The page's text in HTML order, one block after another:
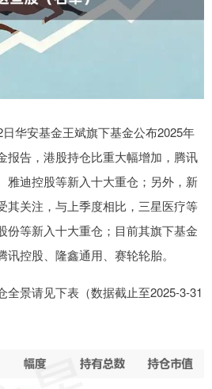
华安基金王斌旗下基金公布2025年
报告，港股持仓比重大幅增加，腾讯
雅迪控股等新入十大重仓；另外，新
其关注，与上季度相比，三星医疗等
份等新入十大重仓；目前其旗下基金
控股、隆鑫通用、赛轮轮胎。
全景请见下表（数据截止至2025-3-31